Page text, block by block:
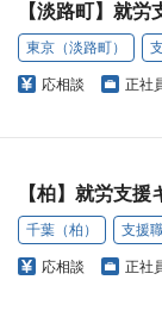
【淡路町】就
東京（淡路町）
応相談 正社
【柏】就労支
千葉（柏） 支援
応相談 正社